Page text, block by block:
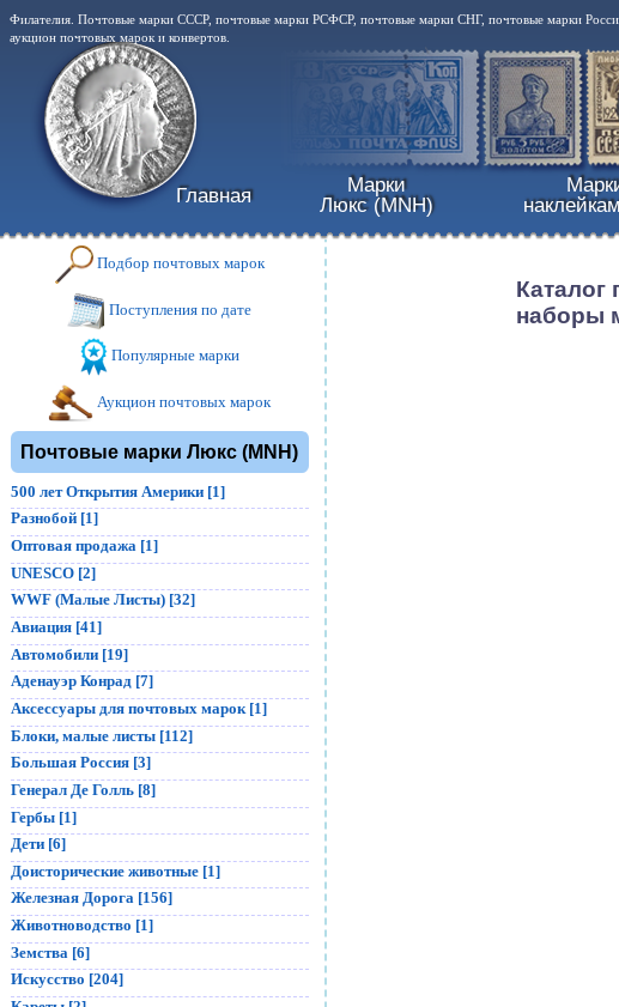
Филателия. Почтовые марки СССР, почтовые марки РСФСР, почтовые марки СНГ, почтовые марки
аукцион почтовых марок и конвертов.
Главная
Марки
Люкс (MNH)
Подбор почтовых марок
Поступления по дате
Популярные марки
Аукцион почтовых марок
Почтовые марки Люкс (MNH)
500 лет Открытия Америки [1]
Разнобой [1]
Оптовая продажа [1]
UNESCO [2]
WWF (Малые Листы) [32]
Авиация [41]
Автомобили [19]
Аденауэр Конрад [7]
Аксессуары для почтовых марок [1]
Блоки, малые листы [112]
Большая Россия [3]
Генерал Де Голль [8]
Гербы [1]
Дети [6]
Доисторические животные [1]
Железная Дорога [156]
Животноводство [1]
Земства [6]
Искусство [204]
наборы